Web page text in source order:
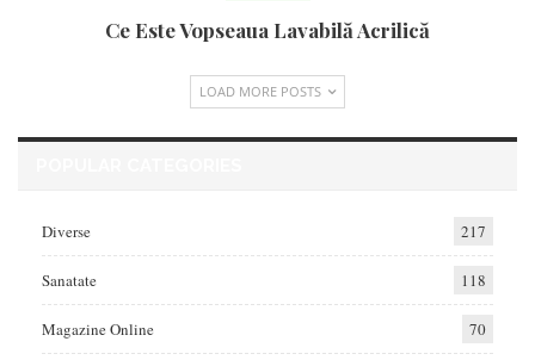
Ce Este Vopseaua Lavabilă Acrilică
LOAD MORE POSTS
Diverse 217
Sanatate 118
Magazine Online 70